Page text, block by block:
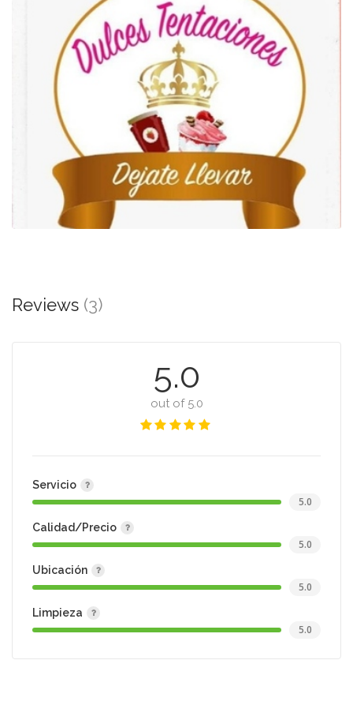
Reviews (3)
5.0
out of 5.0
Servicio
5.0
Calidad/Precio
5.0
Ubicación
5.0
Limpieza
5.0